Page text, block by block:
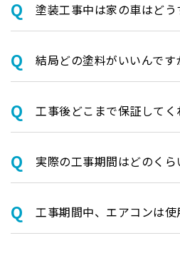
塗装⼯事中は家の⾞はどう
結局どの塗料がいいんです
⼯事後どこまで保証してく
実際の⼯事期間はどのくら
⼯事期間中、エアコンは使